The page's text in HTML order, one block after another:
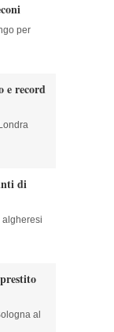
per
e record
di
algheresi
al